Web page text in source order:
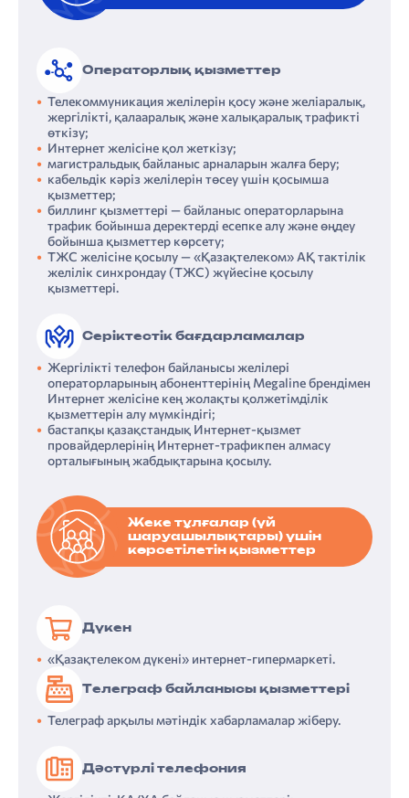
Операторлық қызметтер
Телекоммуникация желілерін қосу және желіаралық,
жергілікті, қалааралық және халықаралық трафикті
өткізу;
Интернет желісіне қол жеткізу;
магистральдық байланыс арналарын жалға беру;
кабельдік кәріз желілерін төсеу үшін қосымша
қызметтер;
биллинг қызметтері — байланыс операторларына
трафик бойынша деректерді есепке алу және өңдеу
бойынша қызметтер көрсету;
ТЖС желісіне қосылу — «Қазақтелеком» АҚ тактілік
желілік синхрондау (ТЖС) жүйесіне қосылу
қызметтері.
Серіктестік бағдарламалар
Жергілікті телефон байланысы желілері
операторларының абоненттерінің Megaline брендімен
Интернет желісіне кең жолақты қолжетімділік
қызметтерін алу мүмкіндігі;
бастапқы қазақстандық Интернет-қызмет
провайдерлерінің Интернет-трафикпен алмасу
орталығының жабдықтарына қосылу.
Жеке тұлғалар (үй
шаруашылықтары) үшін
көрсетілетін қызметтер
Дүкен
«Қазақтелеком дүкені» интернет-­гипермаркеті.
Телеграф байланысы қызметтері
Телеграф арқылы мәтіндік хабарламалар жіберу.
Дәстүрлі телефония